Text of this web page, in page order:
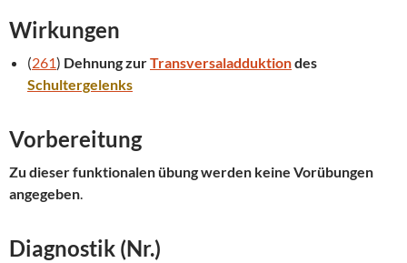
Wirkungen
(261) Dehnung zurTransversaladduktiondes
Schultergelenks
Vorbereitung
Zu dieser funktionalen übung werden keine Vorübungen
angegeben.
Diagnostik (Nr.)